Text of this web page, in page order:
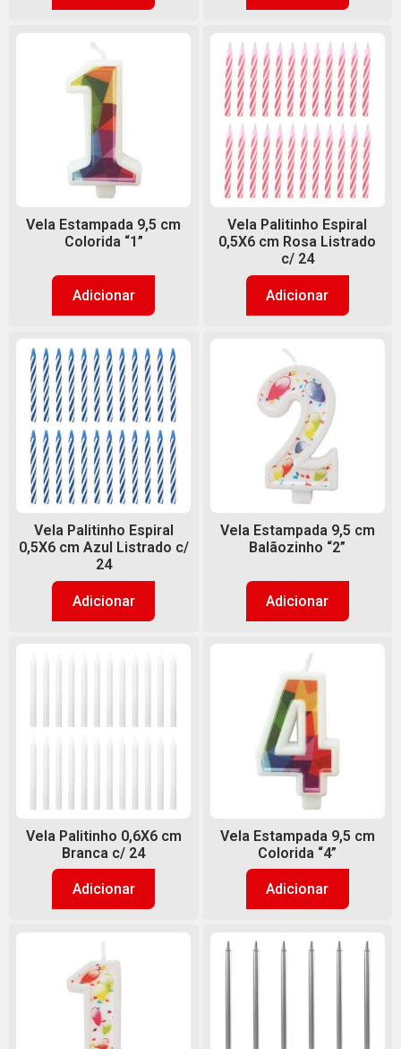
Vela Estampada 9,5 cm
Colorida “1”
Adicionar
Vela Palitinho Espiral
0,5X6 cm Rosa Listrado
c/ 24
Adicionar
Vela Palitinho Espiral
0,5X6 cm Azul Listrado c/
24
Adicionar
Vela Estampada 9,5 cm
Balãozinho “2”
Adicionar
Vela Palitinho 0,6X6 cm
Branca c/ 24
Adicionar
Vela Estampada 9,5 cm
Colorida “4”
Adicionar